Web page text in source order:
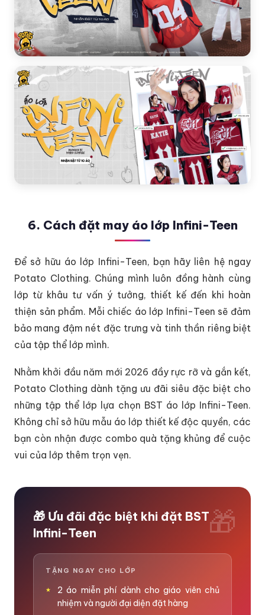
6. Cách đặt may áo lớp Infini-Teen
Để sở hữu áo lớp Infini-Teen, bạn hãy liên hệ ngay
Potato Clothing. Chúng mình luôn đồng hành cùng
lớp từ khâu tư vấn ý tưởng, thiết kế đến khi hoàn
thiện sản phẩm. Mỗi chiếc áo lớp Infini-Teen sẽ đảm
bảo mang đậm nét đặc trưng và tinh thần riêng biệt
của tập thể lớp mình.
Nhằm khởi đầu năm mới 2026 đầy rực rỡ và gắn kết,
Potato Clothing dành tặng ưu đãi siêu đặc biệt cho
những tập thể lớp lựa chọn BST áo lớp Infini-Teen.
Không chỉ sở hữu mẫu áo lớp thiết kế độc quyền, các
bạn còn nhận được combo quà tặng khủng để cuộc
vui của lớp thêm trọn vẹn.
🎁 Ưu đãi đặc biệt khi đặt BST
Infini-Teen
TẶNG NGAY CHO LỚP
2 áo miễn phí dành cho giáo viên chủ
nhiệm và người đại diện đặt hàng